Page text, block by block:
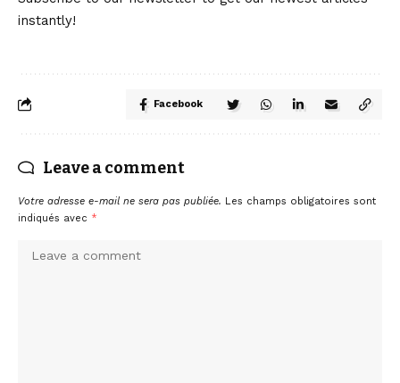
instantly!
Facebook
Leave a comment
Votre adresse e-mail ne sera pas publiée. Les champs obligatoires sont
indiqués avec *